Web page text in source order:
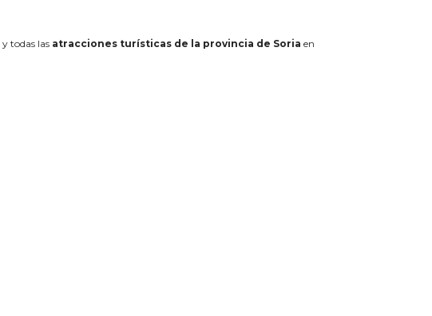
y todas las atracciones turísticas de la provincia de Soria en